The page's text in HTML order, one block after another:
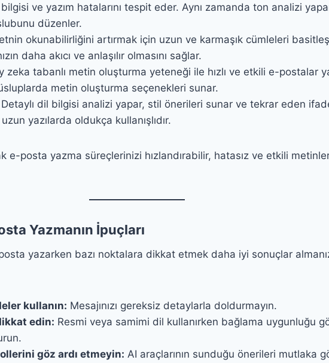
ve yazım hatalarını tespit eder. Aynı zamanda ton analizi
düzenler.
okunabilirliğini artırmak için uzun ve karmaşık cümleleri
daha akıcı ve anlaşılır olmasını sağlar.
zeka tabanlı metin oluşturma yeteneği ile hızlı ve etkili e-postalar
metin oluşturma seçenekleri sunar.
Detaylı dil bilgisi analizi yapar, stil önerileri sunar ve tekrar eden
yazılarda oldukça kullanışlıdır.
e-posta yazma süreçlerinizi hızlandırabilir, hatasız ve etkili
Yazmanın İpuçları
yazarken bazı noktalara dikkat etmek daha iyi sonuçlar
kullanın: Mesajınızı gereksiz detaylarla doldurmayın.
edin: Resmi veya samimi dil kullanırken bağlama uygunluğu
göz ardı etmeyin: AI araçlarının sunduğu önerileri mutlaka